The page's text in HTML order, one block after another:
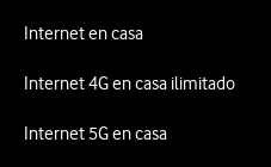
Internet en casa
Internet 4G en casa ilimitado
Internet 5G en casa